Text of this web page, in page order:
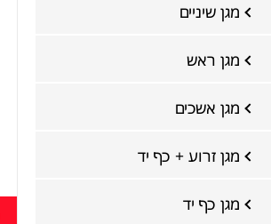
מגן שיניים
מגן ראש
מגן אשכים
מגן זרוע + כף יד
מגן כף יד